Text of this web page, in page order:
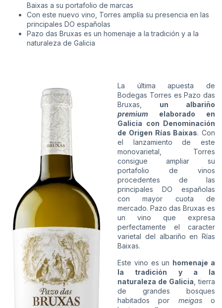
Baixas a su portafolio de marcas
Con este nuevo vino, Torres amplía su presencia en las
principales DO españolas
Pazo das Bruxas es un homenaje a la tradición y a la
naturaleza de Galicia
La última apuesta de
Bodegas Torres es Pazo das
Bruxas, un albariño
premium elaborado en
Galicia con Denominación
de Origen Rías Baixas. Con
el lanzamiento de este
monovarietal, Torres
consigue ampliar su
portafolio de vinos
procedentes de las
principales DO españolas
con mayor cuota de
mercado. Pazo das Bruxas es
un vino que expresa
perfectamente el caracter
varietal del albariño en Rías
Baixas.
Este vino es un homenaje a
la tradición y a la
naturaleza de Galicia , tierra
de grandes bosques
habitados por meigaso